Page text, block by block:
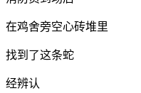
在鸡舍旁空心砖堆里
找到了这条蛇
经辨认